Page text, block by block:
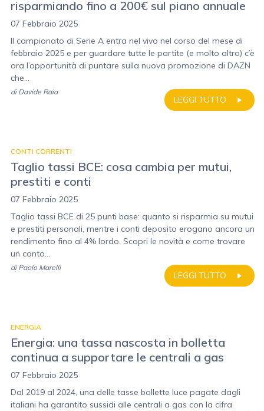
risparmiando fino a 200€ sul piano annuale
07 Febbraio 2025
Il campionato di Serie A entra nel vivo nel corso del mese di
febbraio 2025 e per guardare tutte le partite (e molto altro) c’è
ora l’opportunità di puntare sulla nuova promozione di DAZN
che...
LEGGI TUTTO
di Davide Raia
CONTI CORRENTI
Taglio tassi BCE: cosa cambia per mutui,
prestiti e conti
07 Febbraio 2025
Taglio tassi BCE di 25 punti base: quanto si risparmia su mutui
e prestiti personali, mentre i conti deposito erogano ancora un
rendimento fino al 4% lordo. Scopri le novità e come trovare
un conto...
LEGGI TUTTO
di Paolo Marelli
ENERGIA
Energia: una tassa nascosta in bolletta
continua a supportare le centrali a gas
07 Febbraio 2025
Dal 2019 al 2024, una delle tasse bollette luce pagate dagli
italiani ha garantito sussidi alle centrali a gas con la cifra